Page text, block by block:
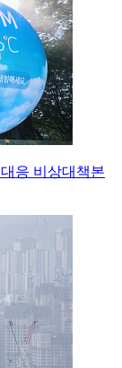
응 비상대책본